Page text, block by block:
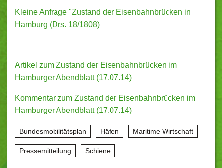
Kleine Anfrage "Zustand der Eisenbahnbrücken in
Hamburg (Drs. 18/1808)
Artikel zum Zustand der Eisenbahnbrücken im
Hamburger Abendblatt (17.07.14)
Kommentar zum Zustand der Eisenbahnbrücken im
Hamburger Abendblatt (17.07.14)
Bundesmobilitätsplan Häfen Maritime Wirtschaft
Pressemitteilung Schiene